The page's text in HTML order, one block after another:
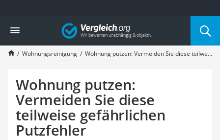
Die beliebtesten Vergleiche nach Kategorie
Haushalt
Wassersprudler
Zentralstaubsauger
Wischroboter
Wäschespinne
Industriestaubsauger
Spülmaschinentabs
Akku-Staubsauger
Eierkocher
Vergleich
Wohnungsreinigung Wohnung putzen: Vermeiden Sie diese teilweise gefährlichen Putzfehler
Wohnung putzen:
Vermeiden Sie diese
teilweise gefährlichen
Putzfehler